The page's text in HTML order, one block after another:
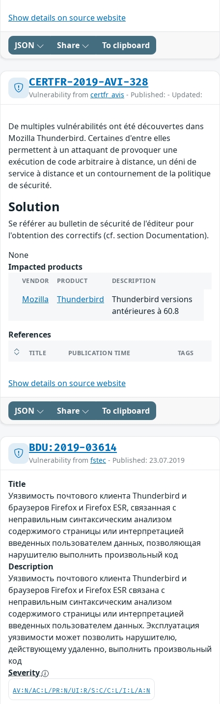
Show details on source website
JSON Share To clipboard
CERTFR-2019-AVI-328
Vulnerability from certfr_avis - Published: - Updated:
De multiples vulnérabilités ont été découvertes dans
Mozilla Thunderbird. Certaines d'entre elles
permettent à un attaquant de provoquer une
exécution de code arbitraire à distance, un déni de
service à distance et un contournement de la politique
de sécurité.
Solution
Se référer au bulletin de sécurité de l'éditeur pour
l'obtention des correctifs (cf. section Documentation).
None
Impacted products
VENDOR PRODUCT DESCRIPTION
Mozilla Thunderbird
Thunderbird versions
antérieures à 60.8
References
TITLE PUBLICATION TIME TAGS
Show details on source website
JSON Share To clipboard
BDU:2019-03614
Vulnerability from fstec - Published: 23.07.2019
Title
Уязвимость почтового клиента Thunderbird и
браузеров Firefox и Firefox ESR, связанная с
неправильным синтаксическим анализом
содержимого страницы или интерпретацией
введенных пользователем данных, позволяющая
нарушителю выполнить произвольный код
Description
Уязвимость почтового клиента Thunderbird и
браузеров Firefox и Firefox ESR связана с
неправильным синтаксическим анализом
содержимого страницы или интерпретацией
введенных пользователем данных. Эксплуатация
уязвимости может позволить нарушителю,
действующему удаленно, выполнить произвольный
код
Severity
AV:N/AC:L/PR:N/UI:R/S:C/C:L/I:L/A:N